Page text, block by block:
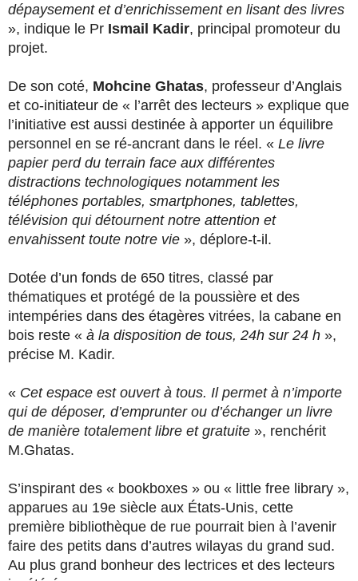
dépaysement et d’enrichissement en lisant des livres
», indique le Pr Ismail Kadir, principal promoteur du
projet.
De son coté, Mohcine Ghatas, professeur d’Anglais
et co-initiateur de « l’arrêt des lecteurs » explique que
l’initiative est aussi destinée à apporter un équilibre
personnel en se ré-ancrant dans le réel. « Le livre
papier perd du terrain face aux différentes
distractions technologiques notamment les
téléphones portables, smartphones, tablettes,
télévision qui détournent notre attention et
envahissent toute notre vie », déplore-t-il.
Dotée d’un fonds de 650 titres, classé par
thématiques et protégé de la poussière et des
intempéries dans des étagères vitrées, la cabane en
bois reste « à la disposition de tous, 24h sur 24 h »,
précise M. Kadir.
« Cet espace est ouvert à tous. Il permet à n’importe
qui de déposer, d’emprunter ou d’échanger un livre
de manière totalement libre et gratuite », renchérit
M.Ghatas.
S’inspirant des « bookboxes » ou « little free library »,
apparues au 19e siècle aux États-Unis, cette
première bibliothèque de rue pourrait bien à l’avenir
faire des petits dans d’autres wilayas du grand sud.
Au plus grand bonheur des lectrices et des lecteurs